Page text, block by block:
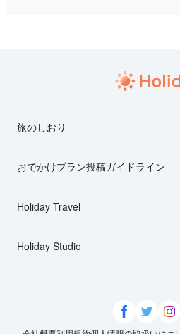
旅のしおり
おでかけプラン投稿ガイドライン
Holiday Travel
Holiday Studio